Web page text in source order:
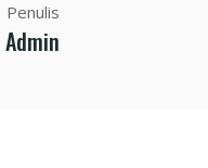
Penulis
Admin